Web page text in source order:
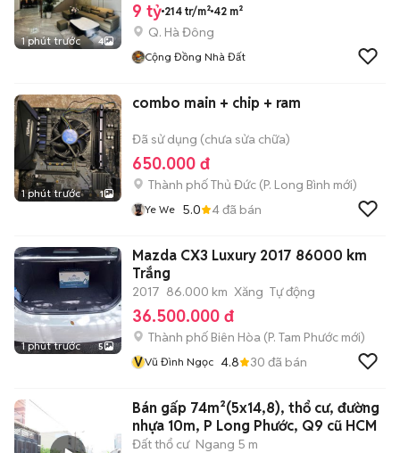
1 phút trước 4
9 tỷ 214 tr/m² 42 m²
Q. Hà Đông
Cộng Đồng Nhà Đất
1 phút trước 1
combo main + chip + ram
Đã sử dụng (chưa sửa chữa)
650.000 đ
Thành phố Thủ Đức (P. Long Bình mới)
Ye We 5.0 4đã bán
1 phút trước 5
Mazda CX3 Luxury 2017 86000 km
Trắng
2017 86.000 km Xăng Tự động
36.500.000 đ
Thành phố Biên Hòa (P. Tam Phước mới)
VVũ Đình Ngọc 4.8 30 đã bán
Bán gấp 74m²(5x14,8), thổ cư, đường
nhựa 10m, P Long Phước, Q9 cũ HCM
Đất thổ cư Ngang 5 m